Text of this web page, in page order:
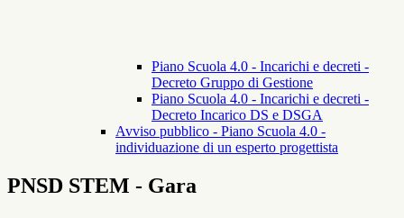
Piano Scuola 4.0 - Incarichi e decreti -
Decreto Gruppo di Gestione
Piano Scuola 4.0 - Incarichi e decreti -
Decreto Incarico DS e DSGA
Avviso pubblico - Piano Scuola 4.0 -
individuazione di un esperto progettista
PNSD STEM - Gara